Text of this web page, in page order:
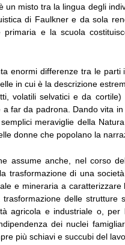
un misto tra la lingua degli
di Faulkner e da sola
primaria e la scuola
enormi differenze tra le
in cui è la descrizione
volatili selvatici e da
far da padrona. Dando vita
meraviglie della
donne che popolano la
assume anche, nel corso
trasformazione di una
e mineraria a
delle strutture
agricola e industriale o,
dei nuclei
più schiavi e succubi del